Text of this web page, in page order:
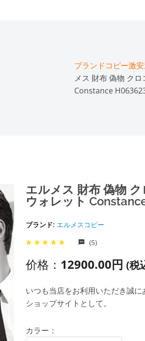
ブランドコピー激
メス 財布 偽物 ク
Constance
エルメス 財布 偽物
ウォレット
ブランド: エルメスコピー
(5)
价格： 12900.00円 (税
いつも当店をお利用いただき誠
ショップサイトとして。
カラー：